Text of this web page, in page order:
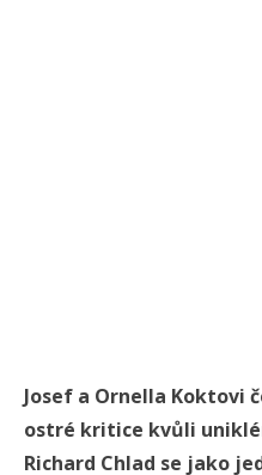
Josef a Ornella Koktovi
ostré kritice kvůli
Richard Chlad se jako